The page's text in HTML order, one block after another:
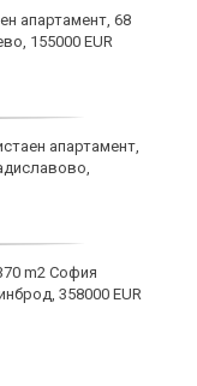
апартамент, 68
155000 EUR
апартамент,
m2 София
358000 EUR